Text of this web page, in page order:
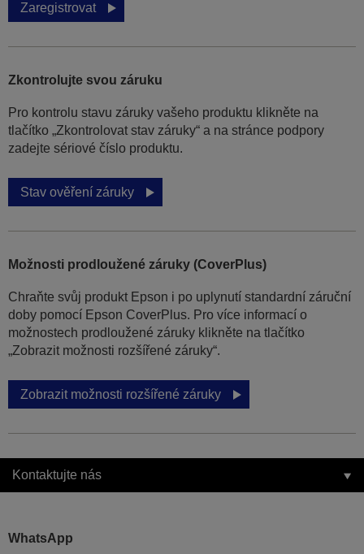
Zaregistrovat
Zkontrolujte svou záruku
Pro kontrolu stavu záruky vašeho produktu klikněte na
tlačítko „Zkontrolovat stav záruky“ a na stránce podpory
zadejte sériové číslo produktu.
Stav ověření záruky
Možnosti prodloužené záruky (CoverPlus)
Chraňte svůj produkt Epson i po uplynutí standardní záruční
doby pomocí Epson CoverPlus. Pro více informací o
možnostech prodloužené záruky klikněte na tlačítko
„Zobrazit možnosti rozšířené záruky“.
Zobrazit možnosti rozšířené záruky
Kontaktujte nás
WhatsApp